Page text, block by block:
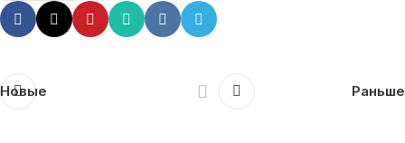
Новые Раньше